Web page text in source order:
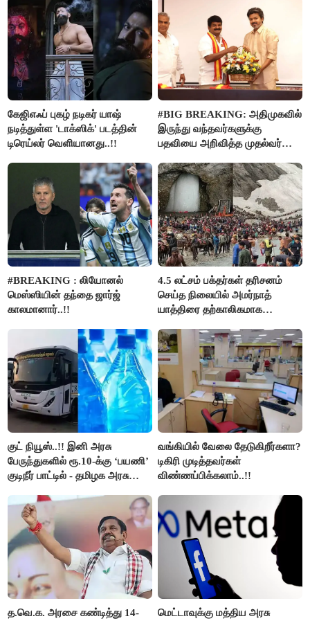
கேஜிஎஃப் புகழ் நடிகர் யாஷ்
நடித்துள்ள 'டாக்‌ஸிக்' படத்தின்
டிரெய்லர் வெளியானது..!!
#BIG BREAKING: அதிமுகவில்
இருந்து வந்தவர்களுக்கு
பதவியை அறிவித்த முதல்வர்
#BREAKING : லியோனல்
மெஸ்ஸியின் தந்தை ஜார்ஜ்
காலமானார்..!!
4.5 லட்சம் பக்தர்கள் தரிசனம்
செய்த நிலையில் அமர்நாத்
யாத்திரை தற்காலிகமாக
குட் நியூஸ்..!! இனி அரசு
பேருந்துகளில் ரூ.10-க்கு ‘பயணி’
குடிநீர் பாட்டில் - தமிழக அரசு
வங்கியில் வேலை தேடுகிறீர்களா?
டிகிரி முடித்தவர்கள்
விண்ணப்பிக்கலாம்..!!
த.வெ.க. அரசை கண்டித்து 14-
மெட்டாவுக்கு மத்திய அரசு